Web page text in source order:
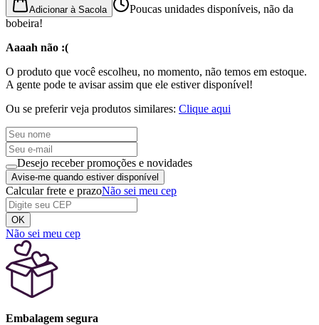
Adicionar à Sacola
Poucas unidades disponíveis, não da
bobeira!
Aaaah não :(
O produto que você escolheu, no momento, não temos em estoque.
A gente pode te avisar assim que ele estiver disponível!
Ou se preferir veja produtos similares: Clique aqui
Desejo receber promoções e novidades
Avise-me quando estiver disponível
Calcular frete e prazoNão sei meu cep
OK
Não sei meu cep
Embalagem segura